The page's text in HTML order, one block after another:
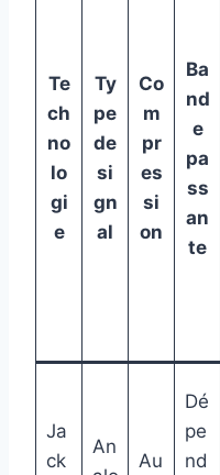
Te
ch
no
lo
gi
e
Ty
pe
de
si
gn
al
Co
m
pr
es
si
on
Ba
nd
e
pa
ss
an
te
Ja
ck
An
Au
Dé
pe
nd